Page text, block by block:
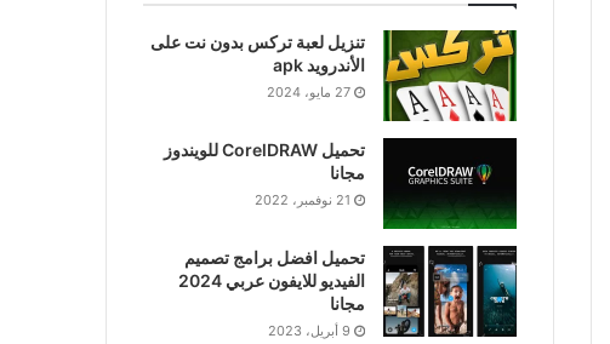
تنزيل لعبة تركس بدون نت على
الأندرويد apk
27 مايو، 2024
تحميل CorelDRAW للويندوز
مجانا
21 نوفمبر، 2022
تحميل افضل برامج تصميم
الفيديو للايفون عربي 2024
مجانا
9 أبريل، 2023